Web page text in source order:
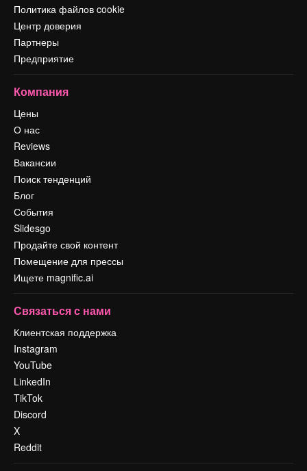
Политика файлов cookie
Центр доверия
Партнеры
Предприятие
Компания
Цены
О нас
Reviews
Вакансии
Поиск тенденций
Блог
События
Slidesgo
Продайте свой контент
Помещение для прессы
Ищете magnific.ai
Связаться с нами
Клиентская поддержка
Instagram
YouTube
LinkedIn
TikTok
Discord
X
Reddit